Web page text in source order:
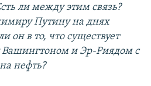
ли между этим связь?
Путину на днях
он в то, что существует
и Эр-Риядом с
нефть?